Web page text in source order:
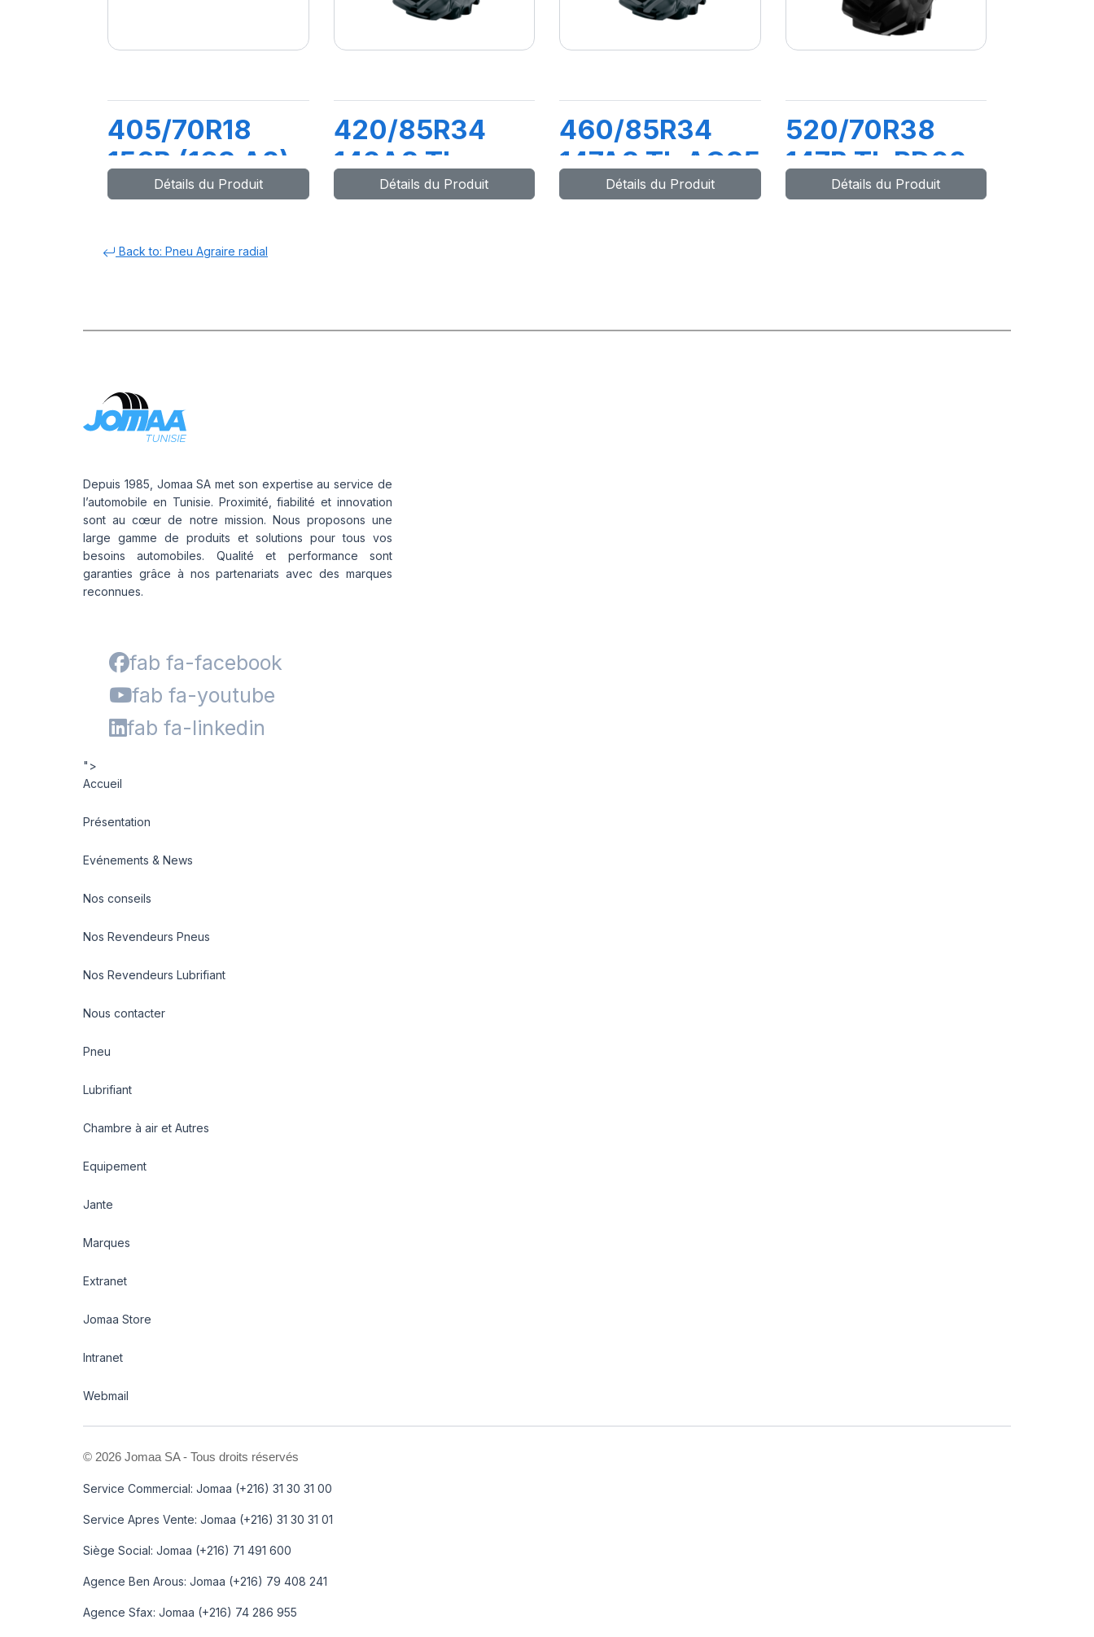
405/70R18
156B (168 A2)
EM-01Détails du Produit
420/85R34
142A8 TL
AC85Détails du Produit
460/85R34
147A8 TL AC85
Détails du Produit
520/70R38
147B TL RD02
Détails du Produit
Back to: Pneu Agraire radial
Depuis 1985, Jomaa SA met son expertise au service de
l’automobile en Tunisie. Proximité, fiabilité et innovation
sont au cœur de notre mission. Nous proposons une
large gamme de produits et solutions pour tous vos
besoins automobiles. Qualité et performance sont
garanties grâce à nos partenariats avec des marques
reconnues.
fab fa-facebook
fab fa-youtube
fab fa-linkedin
">
Accueil
Présentation
Evénements & News
Nos conseils
Nos Revendeurs Pneus
Nos Revendeurs Lubrifiant
Nous contacter
Pneu
Lubrifiant
Chambre à air et Autres
Equipement
Jante
Marques
Extranet
Jomaa Store
Intranet
Webmail
© 2026 Jomaa SA - Tous droits réservés
Service Commercial: Jomaa (+216) 31 30 31 00
Service Apres Vente: Jomaa (+216) 31 30 31 01
Siège Social: Jomaa (+216) 71 491 600
Agence Ben Arous: Jomaa (+216) 79 408 241
Agence Sfax: Jomaa (+216) 74 286 955